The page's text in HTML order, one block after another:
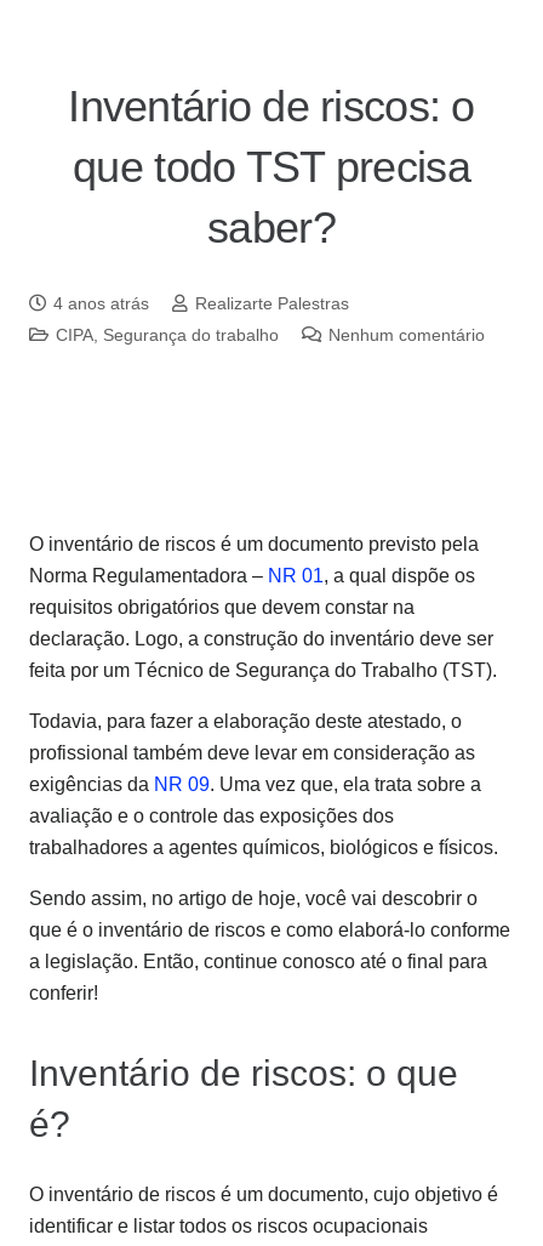
Inventário de riscos: o
que todo TST precisa
saber?
4 anos atrás
Realizarte Palestras
CIPA, Segurança do trabalho Nenhum comentário
O inventário de riscos é um documento previsto pela
Norma Regulamentadora – NR 01, a qual dispõe os
requisitos obrigatórios que devem constar na
declaração. Logo, a construção do inventário deve ser
feita por um Técnico de Segurança do Trabalho (TST).
Todavia, para fazer a elaboração deste atestado, o
profissional também deve levar em consideração as
exigências da NR 09. Uma vez que, ela trata sobre a
avaliação e o controle das exposições dos
trabalhadores a agentes químicos, biológicos e físicos.
Sendo assim, no artigo de hoje, você vai descobrir o
que é o inventário de riscos e como elaborá-lo conforme
a legislação. Então, continue conosco até o final para
conferir!
Inventário de riscos: o que
é?
O inventário de riscos é um documento, cujo objetivo é
identificar e listar todos os riscos ocupacionais